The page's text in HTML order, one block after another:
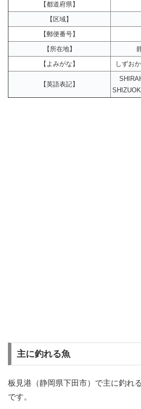
【都道府県】
【区域】
【郵便番号】
【所在地】
【よみがな】
しずお
【英語表記】
主に釣れる魚
板見港（静岡県下田市）で主に釣れ
です。